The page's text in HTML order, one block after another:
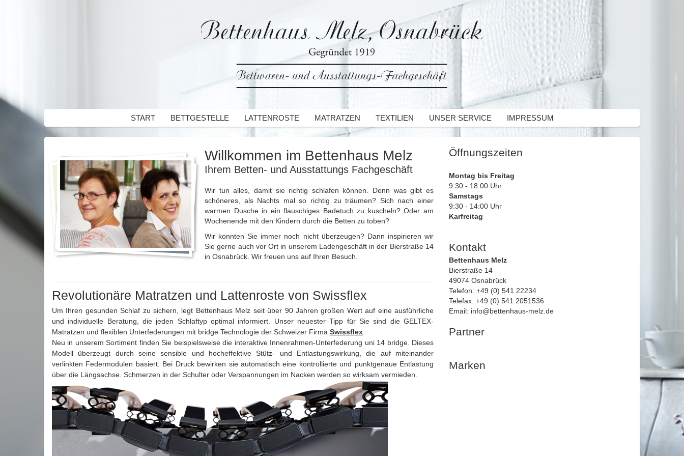
START BETTGESTELLE LATTENROSTE MATRATZEN TEXTILIEN UNSER SERVICE IMPRESSUM
Willkommen im Bettenhaus Melz
Ihrem Betten- und Ausstattungs Fachgeschäft
Wir tun alles, damit sie richtig schlafen können. Denn was gibt es
schöneres, als Nachts mal so richtig zu träumen? Sich nach einer
warmen Dusche in ein flauschiges Badetuch zu kuscheln? Oder am
Wochenende mit den Kindern durch die Betten zu toben?
Wir konnten Sie immer noch nicht überzeugen? Dann inspirieren wir
Sie gerne auch vor Ort in unserem Ladengeschäft in der Bierstraße 14
in Osnabrück. Wir freuen uns auf Ihren Besuch.
Revolutionäre Matratzen und Lattenroste von Swissflex
Um Ihren gesunden Schlaf zu sichern, legt Bettenhaus Melz seit über 90 Jahren großen Wert auf eine ausführliche
und individuelle Beratung, die jeden Schlaftyp optimal informiert. Unser neuester Tipp für Sie sind die GELTEX-
Matratzen und flexiblen Unterfederungen mit bridge Technologie der Schweizer Firma Swissflex
Neu in unserem Sortiment finden Sie beispielsweise die interaktive Innenrahmen-Unterfederung uni 14 bridge. Dieses
Modell überzeugt durch seine sensible und hocheffektive Stütz- und Entlastungswirkung, die auf miteinander
verlinkten Federmodulen basiert. Bei Druck bewirken sie automatisch eine kontrollierte und punktgenaue Entlastung
über die Längsachse. Schmerzen in der Schulter oder Verspannungen im Nacken werden so wirksam vermieden.
Öffnungszeiten
Montag bis Freitag
9:30 - 18:00 Uhr
Samstags
9:30 - 14:00 Uhr
Karfreitag
Kontakt
Bettenhaus Melz
Bierstraße 14
49074 Osnabrück
Telefon: +49 (0) 541 22234
Telefax: +49 (0) 541 2051536
Email: info@bettenhaus-melz.de
Partner
Marken